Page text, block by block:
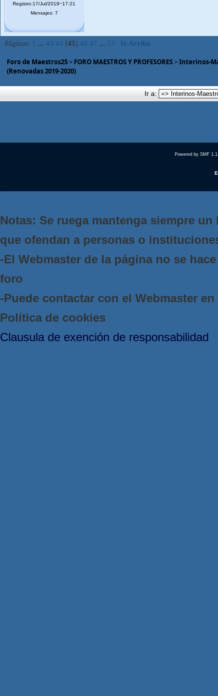
Registro:17/Jul/2019~17:21
Mensajes: 7
Páginas: ... 43 44 [45] 46 47 ... 53 Ir Arriba
Foro de Maestros25> FORO MAESTROS Y PROFESORES>Interinos-
(Renovadas 2019-2020)
Ir a:
Powered by SMF
Notas: Se ruega mantenga siempre
que ofendan a personas o
-El Webmaster de la página no se
foro
-Puede contactar con el Webmaster
Política de cookies
Clausula de exención de responsabilidad